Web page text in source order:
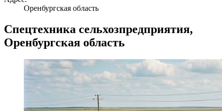
Оренбургская область
Спецтехника сельхозпредприятия,
Оренбургская область